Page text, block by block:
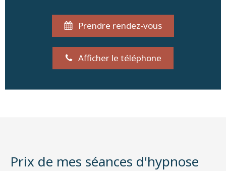
Prendre rendez-vous
Afficher le téléphone
Prix de mes séances d'hypnose